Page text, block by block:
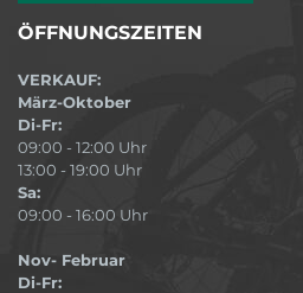
ÖFFNUNGSZEITEN
VERKAUF:
März-Oktober
Di-Fr:
09:00 - 12:00 Uhr
13:00 - 19:00 Uhr
Sa:
09:00 - 16:00 Uhr
Nov- Februar
Di-Fr: